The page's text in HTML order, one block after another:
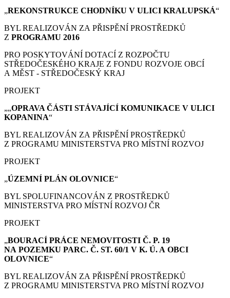
„REKONSTRUKCE CHODNÍKU V ULICI KRALUPSKÁ“
BYL REALIZOVÁN ZA PŘISPĚNÍ PROSTŘEDKŮ
Z PROGRAMU 2016
PRO POSKYTOVÁNÍ DOTACÍ Z ROZPOČTU
STŘEDOČESKÉHO KRAJE Z FONDU ROZVOJE OBCÍ
A MĚST - STŘEDOČESKÝ KRAJ
PROJEKT
„„OPRAVA ČÁSTI STÁVAJÍCÍ KOMUNIKACE V ULICI
KOPANINA“
BYL REALIZOVÁN ZA PŘISPĚNÍ PROSTŘEDKŮ
Z PROGRAMU MINISTERSTVA PRO MÍSTNÍ ROZVOJ
PROJEKT
„ÚZEMNÍ PLÁN OLOVNICE“
BYL SPOLUFINANCOVÁN Z PROSTŘEDKŮ
MINISTERSTVA PRO MÍSTNÍ ROZVOJ ČR
PROJEKT
„BOURACÍ PRÁCE NEMOVITOSTI Č. P. 19
NA POZEMKU PARC. Č. ST. 60/1 V K. Ú. A OBCI
OLOVNICE“
BYL REALIZOVÁN ZA PŘISPĚNÍ PROSTŘEDKŮ
Z PROGRAMU MINISTERSTVA PRO MÍSTNÍ ROZVOJ